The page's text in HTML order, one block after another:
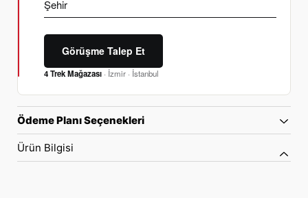
Görüşme Talep Et
4 Trek Mağazası · İzmir · İstanbul
Ödeme Planı Seçenekleri
Ürün Bilgisi